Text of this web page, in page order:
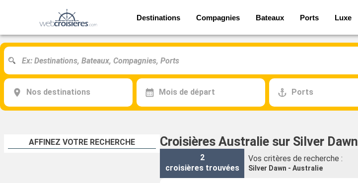
Destinations Compagnies Bateaux Ports Luxe
Nos destinations Mois de départ Ports
AFFINEZ VOTRE RECHERCHE Croisières Australie sur Silver Dawn
2
croisières trouvées
Vos critères de recherche :
Silver Dawn - Australie